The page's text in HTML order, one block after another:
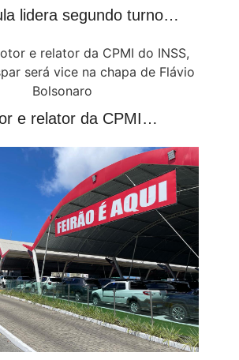
lidera segundo turno…
e relator da CPMI…